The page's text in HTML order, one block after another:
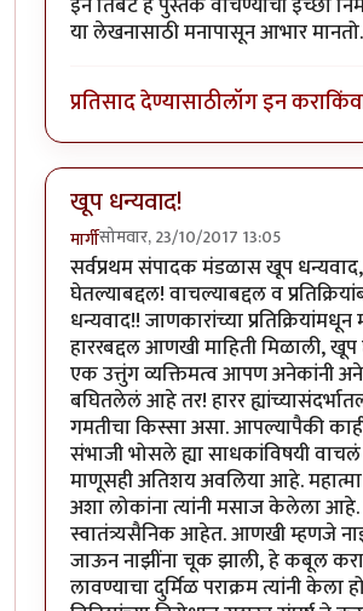
या लेखनासाठी मनापासून आभार मानतो.
प्रतिसाद देण्यासाठीलॉग इन करा
खूप धन्यवाद!
मार्गीसोमवार, 23/10/2017 13:05
सर्वप्रथम संपादक मंडळास खूप
घेतल्याबद्दल! वाचल्याबद्दल व
धन्यवाद!! जाणकारांच्या प्रतिक्रियांमधून
हाररबद्दल आणखी माहिती मिळाली,
एक उत्तुंग व्यक्तिमत्व आपण अनेकांनी
बघितलेलं आहे तर! हारर
गमतीचा किस्सा असा. आपल्यापैकी
संभाजी भोसले ह्या साधकांविषयी
माणूसही अतिशय अवलिया आहे.
अशा लोकांना त्यांनी मसाज केलेला आहे.
स्वातंत्र्यसैनिक आहेत. आणखी म्हणजे
जाऊन नाझींना चूक झाली, हे कबूल
लावण्याचा दुर्मिळ पराक्रम त्यांनी केला